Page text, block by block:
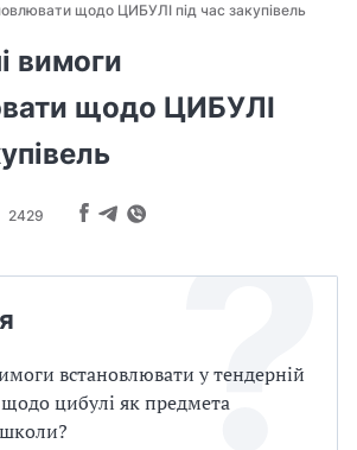
щодо ЦИБУЛІ під час закупівель
вимоги
щодо ЦИБУЛІ
2429
встановлювати у тендерній
цибулі як предмета
школи?